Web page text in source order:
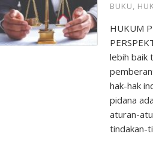
BUKU,
HUKUM
lebih baik
hak-hak
pidana
aturan-
tindakan-